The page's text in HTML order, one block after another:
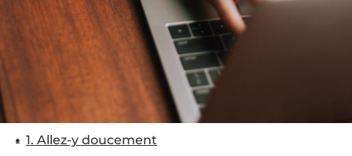
1. Allez-y doucement